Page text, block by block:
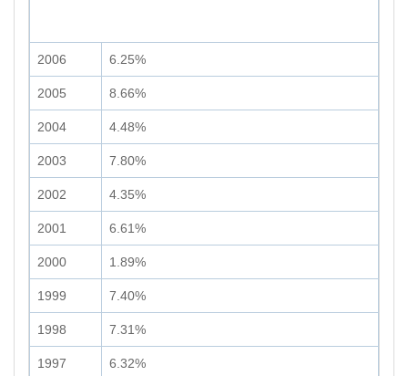
2006 6.25%
2005 8.66%
2004 4.48%
2003 7.80%
2002 4.35%
2001 6.61%
2000 1.89%
1999 7.40%
1998 7.31%
1997 6.32%